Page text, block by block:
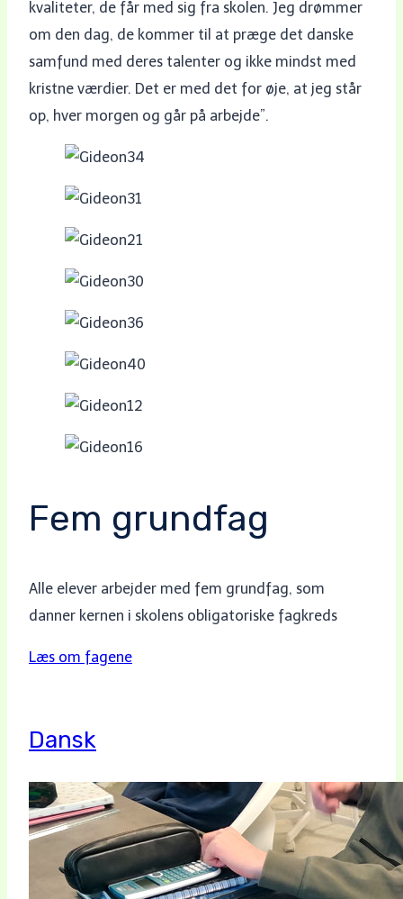
kvaliteter, de får med sig fra skolen. Jeg drømmer
om den dag, de kommer til at præge det danske
samfund med deres talenter og ikke mindst med
kristne værdier. Det er med det for øje, at jeg står
op, hver morgen og går på arbejde”.
Fem grundfag
Alle elever arbejder med fem grundfag, som
danner kernen i skolens obligatoriske fagkreds
Læs om fagene
Dansk